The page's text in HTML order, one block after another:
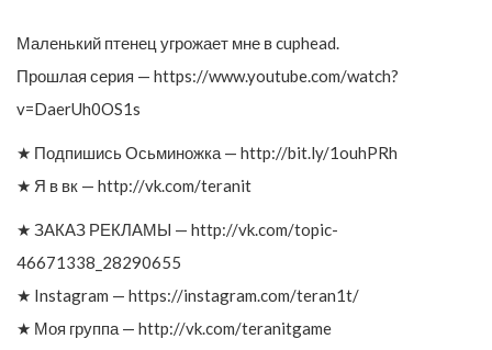
Маленький птенец угрожает мне в cuphead.
Прошлая серия — https://www.youtube.com/watch?
v=DaerUh0OS1s
★ Подпишись Осьминожка — http://bit.ly/1ouhPRh
★ Я в вк — http://vk.com/teranit
★ ЗАКАЗ РЕКЛАМЫ — http://vk.com/topic-
46671338_28290655
★ Instagram — https://instagram.com/teran1t/
★ Моя группа — http://vk.com/teranitgame